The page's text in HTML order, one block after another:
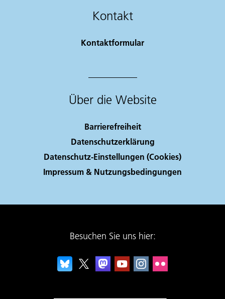
Kontakt
Kontaktformular
Über die Website
Barrierefreiheit
Datenschutzerklärung
Datenschutz-Einstellungen (Cookies)
Impressum & Nutzungsbedingungen
Besuchen Sie uns hier: